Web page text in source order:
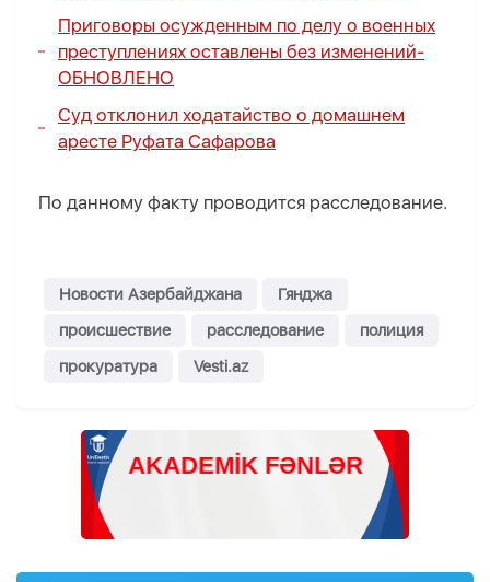
Приговоры осужденным по делу о военных
преступлениях оставлены без изменений-
ОБНОВЛЕНО
Суд отклонил ходатайство о домашнем
аресте Руфата Сафарова
По данному факту проводится расследование.
Новости Азербайджана
Гянджа
происшествие
расследование
полиция
прокуратура
Vesti.az